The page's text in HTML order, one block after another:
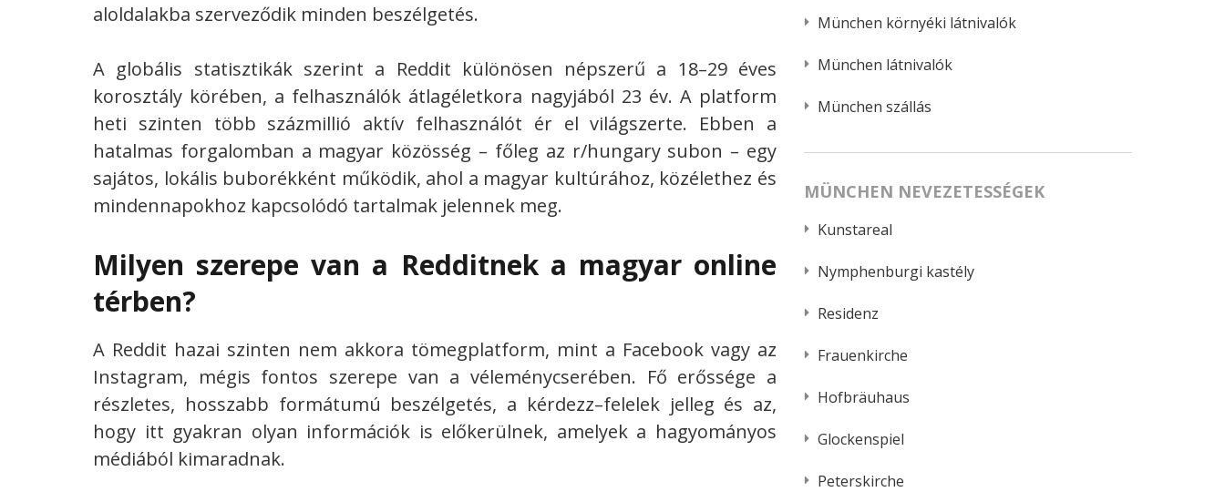
aloldalakba szerveződik minden beszélgetés.
A globális statisztikák szerint a Reddit különösen népszerű a 18–29 éves
korosztály körében, a felhasználók átlagéletkora nagyjából 23 év. A platform
heti szinten több százmillió aktív felhasználót ér el világszerte. Ebben a
hatalmas forgalomban a magyar közösség – főleg az r/hungary subon – egy
sajátos, lokális buborékként működik, ahol a magyar kultúrához, közélethez és
mindennapokhoz kapcsolódó tartalmak jelennek meg.
Milyen szerepe van a Redditnek a magyar online
térben?
A Reddit hazai szinten nem akkora tömegplatform, mint a Facebook vagy az
Instagram, mégis fontos szerepe van a véleménycserében. Fő erőssége a
részletes, hosszabb formátumú beszélgetés, a kérdezz–felelek jelleg és az,
hogy itt gyakran olyan információk is előkerülnek, amelyek a hagyományos
médiából kimaradnak.
München környéki látnivalók
München látnivalók
München szállás
MÜNCHEN NEVEZETESSÉGEK
Kunstareal
Nymphenburgi kastély
Residenz
Frauenkirche
Hofbräuhaus
Glockenspiel
Peterskirche